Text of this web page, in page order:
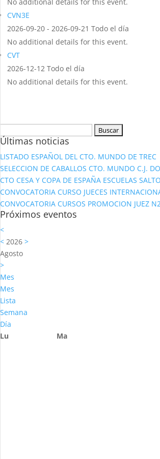
CVN3E
2026-09-20 - 2026-09-21 Todo el día
No additional details for this event.
CVT
2026-12-12 Todo el día
No additional details for this event.
Últimas noticias
LISTADO ESPAÑOL DEL CTO. MUNDO DE TREC
SELECCION DE CABALLOS CTO. MUNDO C.J.
CTO CESA Y COPA DE ESPAÑA ESCUELAS
CONVOCATORIA CURSO JUECES
CONVOCATORIA CURSOS PROMOCION JUEZ
Próximos eventos
<
< 2026>
Agosto
>
Mes
Mes
Lista
Semana
Día
Lu
Ma